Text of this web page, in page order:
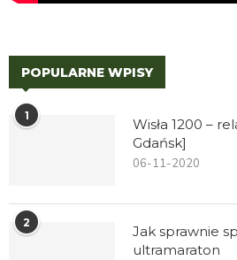
POPULARNE WPISY
1
Wisła 1200 –
Gdańsk]
06-11-2020
2
Jak sprawnie
ultramaraton